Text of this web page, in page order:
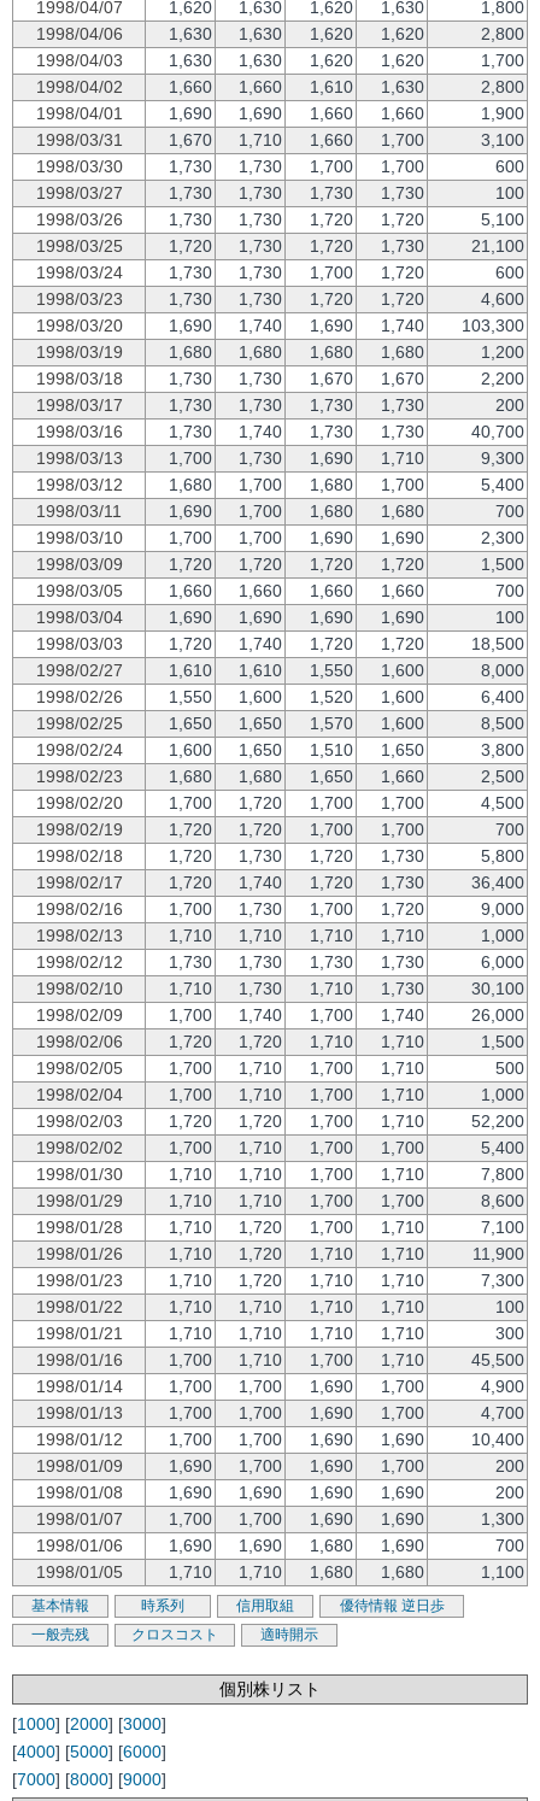
1998/04/07 1,620 1,630 1,620 1,630
1,800
1998/04/06
1,630 1,630 1,620 1,620
2,800
1998/04/03
1,630 1,630 1,620 1,620
1,700
1998/04/02
1,660 1,660 1,610 1,630
2,800
1998/04/01
1,690 1,690 1,660 1,660
1,900
1998/03/31
1,670 1,710 1,660 1,700
3,100
1998/03/30
1,730 1,730 1,700 1,700
600
1998/03/27
1,730 1,730 1,730 1,730
100
1998/03/26
1,730 1,730 1,720 1,720
5,100
1998/03/25
1,720 1,730 1,720 1,730
21,100
1998/03/24
1,730 1,730 1,700 1,720
600
1998/03/23
1,730 1,730 1,720 1,720
4,600
1998/03/20
1,690 1,740 1,690 1,740
103,300
1998/03/19
1,680 1,680 1,680 1,680
1,200
1998/03/18
1,730 1,730 1,670 1,670
2,200
1998/03/17
1,730 1,730 1,730 1,730
200
1998/03/16
1,730 1,740 1,730 1,730
40,700
1998/03/13
1,700 1,730 1,690 1,710
9,300
1998/03/12
1,680 1,700 1,680 1,700
5,400
1998/03/11
1,690 1,700 1,680 1,680
700
1998/03/10
1,700 1,700 1,690 1,690
2,300
1998/03/09
1,720 1,720 1,720 1,720
1,500
1998/03/05
1,660 1,660 1,660 1,660
700
1998/03/04
1,690 1,690 1,690 1,690
100
1998/03/03
1,720 1,740 1,720 1,720
18,500
1998/02/27
1,610 1,610 1,550 1,600
8,000
1998/02/26
1,550 1,600 1,520 1,600
6,400
1998/02/25
1,650 1,650 1,570 1,600
8,500
1998/02/24
1,600 1,650 1,510 1,650
3,800
1998/02/23
1,680 1,680 1,650 1,660
2,500
1998/02/20
1,700 1,720 1,700 1,700
4,500
1998/02/19
1,720 1,720 1,700 1,700
700
1998/02/18
1,720 1,730 1,720 1,730
5,800
1998/02/17
1,720 1,740 1,720 1,730
36,400
1998/02/16
1,700 1,730 1,700 1,720
9,000
1998/02/13
1,710 1,710 1,710 1,710
1,000
1998/02/12
1,730 1,730 1,730 1,730
6,000
1998/02/10
1,710 1,730 1,710 1,730
30,100
1998/02/09
1,700 1,740 1,700 1,740
26,000
1998/02/06
1,720 1,720 1,710 1,710
1,500
1998/02/05
1,700 1,710 1,700 1,710
500
1998/02/04
1,700 1,710 1,700 1,710
1,000
1998/02/03
1,720 1,720 1,700 1,710
52,200
1998/02/02
1,700 1,710 1,700 1,700
5,400
1998/01/30
1,710 1,710 1,700 1,710
7,800
1998/01/29
1,710 1,710 1,700 1,700
8,600
1998/01/28
1,710 1,720 1,700 1,710
7,100
1998/01/26
1,710 1,720 1,710 1,710
11,900
1998/01/23
1,710 1,720 1,710 1,710
7,300
1998/01/22
1,710 1,710 1,710 1,710
100
1998/01/21
1,710 1,710 1,710 1,710
300
1998/01/16
1,700 1,710 1,700 1,710
45,500
1998/01/14
1,700 1,700 1,690 1,700
4,900
1998/01/13
1,700 1,700 1,690 1,700
4,700
1998/01/12
1,700 1,700 1,690 1,690
10,400
1998/01/09
1,690 1,700 1,690 1,700
200
1998/01/08
1,690 1,690 1,690 1,690
200
1998/01/07
1,700 1,700 1,690 1,690
1,300
1998/01/06
1,690 1,690 1,680 1,690
700
1998/01/05
1,710 1,710 1,680 1,680 1,100
基本情報 時系列 信用取組 優待情報 逆日歩
一般売残
クロスコスト 適時開示
個別株リスト
[1000] [2000] [3000]
[4000] [5000] [6000]
[7000] [8000] [9000]